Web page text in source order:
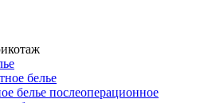
белье
белье послеоперационное